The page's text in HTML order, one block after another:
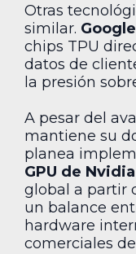
Otras
similar. Google
chips TPU
datos de
la presión
A pesar del
mantiene su
planea
GPU de Nvidia
global a partir
un balance
hardware
comerciales